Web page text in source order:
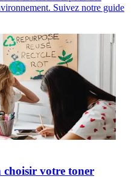
Suivez notre guide
votre toner